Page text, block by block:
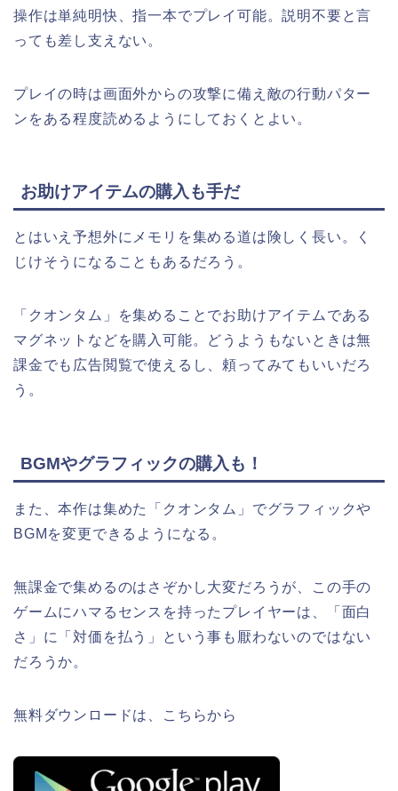
操作は単純明快、指一本でプレイ可能。説明不要と言
っても差し支えない。
プレイの時は画面外からの攻撃に備え敵の行動パター
ンをある程度読めるようにしておくとよい。
お助けアイテムの購入も手だ
とはいえ予想外にメモリを集める道は険しく長い。く
じけそうになることもあるだろう。
「クオンタム」を集めることでお助けアイテムである
マグネットなどを購入可能。どうようもないときは無
課金でも広告閲覧で使えるし、頼ってみてもいいだろ
う。
BGMやグラフィックの購入も！
また、本作は集めた「クオンタム」でグラフィックや
BGMを変更できるようになる。
無課金で集めるのはさぞかし大変だろうが、この手の
ゲームにハマるセンスを持ったプレイヤーは、「面白
さ」に「対価を払う」という事も厭わないのではない
だろうか。
無料ダウンロードは、こちらから